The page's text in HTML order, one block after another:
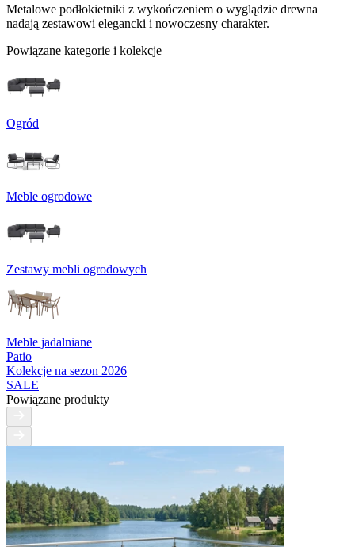
Metalowe podłokietniki z wykończeniem o wyglądzie drewna
nadają zestawowi elegancki i nowoczesny charakter.
Powiązane kategorie i kolekcje
Ogród
Meble ogrodowe
Zestawy mebli ogrodowych
Meble jadalniane
Patio
Kolekcje na sezon 2026
SALE
Powiązane produkty